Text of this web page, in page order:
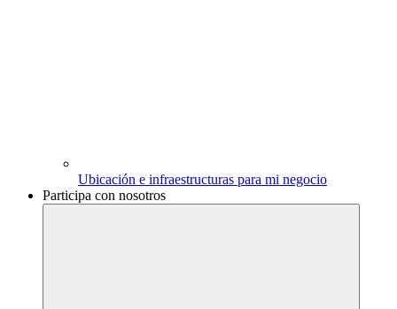
Ubicación e infraestructuras para mi negocio
Participa con nosotros